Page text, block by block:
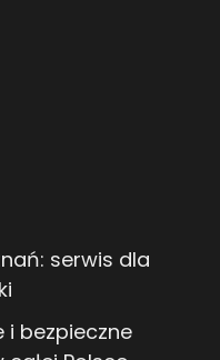
serwis dla
i bezpieczne